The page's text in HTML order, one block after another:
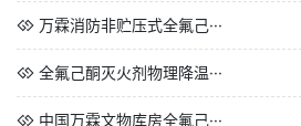
万霖消防非贮压式全氟己···
全氟己酮灭火剂物理降温···
中国万霖文物库房全氟己···